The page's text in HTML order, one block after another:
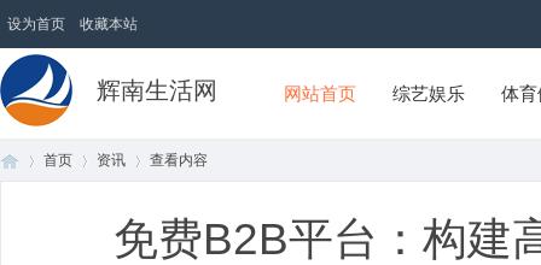
设为首页 收藏本站
辉南生活网 网站首页 综艺娱乐 体
首页 资讯 查看内容
免费B2B平台：构建